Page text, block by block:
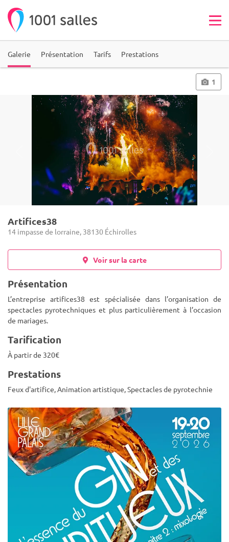
Galerie Présentation Tarifs Prestations
1
Artifices38
14 impasse de lorraine, 38130 Échirolles
Voir sur la carte
Présentation
L’entreprise artifices38 est spécialisée dans l’organisation de
spectacles pyrotechniques et plus particulièrement à l’occasion
de mariages.
Tarification
À partir de 320€
Prestations
Feux d'artifice, Animation artistique, Spectacles de pyrotechnie